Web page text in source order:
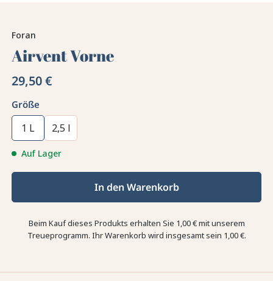
Foran
Airvent Vorne
29,50 €
Größe
1 L 2,5 l
Auf Lager
In den Warenkorb
Beim Kauf dieses Produkts erhalten Sie 1,00 €mit unserem
Treueprogramm. Ihr Warenkorb wird insgesamt sein 1,00 €.